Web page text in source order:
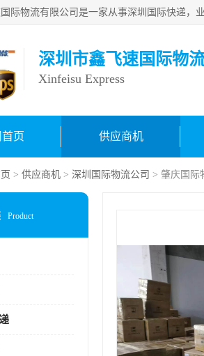
深圳市鑫飞速国际物
Xinfeisu Express
页 供应商机
> 供应商机 > 深圳国际物流公司 > 肇庆国际
Product